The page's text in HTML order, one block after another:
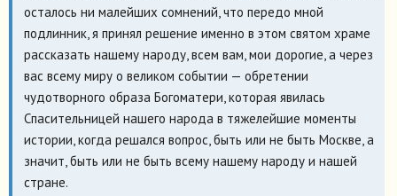
осталось ни малейших сомнений, что передо мной
подлинник, я принял решение именно в этом святом храме
рассказать нашему народу, всем вам, мои дорогие, а через
вас всему миру о великом событии — обретении
чудотворного образа Богоматери, которая явилась
Спасительницей нашего народа в тяжелейшие моменты
истории, когда решался вопрос, быть или не быть Москве, а
значит, быть или не быть всему нашему народу и нашей
стране.